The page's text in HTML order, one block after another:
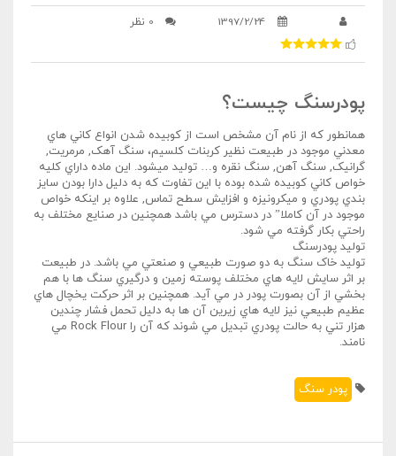
1397/2/24 0 نظر
پودرسنگ چيست؟
همانطور که از نام آن مشخص است از کوبيده شدن انواع کاني هاي
معدني موجود در طبيعت نظير کربنات کلسيم، سنگ آهک, مرمريت,
گرانيک, سنگ آهن, سنگ نقره و… توليد ميشود. اين ماده داراي کليه
خواص کاني کوبيده شده بوده با اين تفاوت که به دليل دارا بودن سايز
بندي پودري و ميکرونيزه و افزايش سطح تماس, علاوه بر اينکه خواص
موجود در آن کاملا” در دسترس مي باشد همچنين در صنايع مختلف به
راحتي بکار گرفته مي شود.
توليد پودرسنگ
توليد خاک سنگ به دو صورت طبيعي و صنعتي مي باشد. در طبيعت
بر اثر سايش لايه هاي مختلف پوسته زمين و درگيري سنگ ها با هم
بخشي از آن بصورت پودر در مي آيد. همچنين بر اثر حرکت يخچال هاي
عظيم طبيعي نيز لايه هاي زيرين آن ها به دليل تحمل فشار چندين
هزار تني به حالت پودري تبديل مي شوند که آن را Rock Flour مي
نامند.
پودر سنگ